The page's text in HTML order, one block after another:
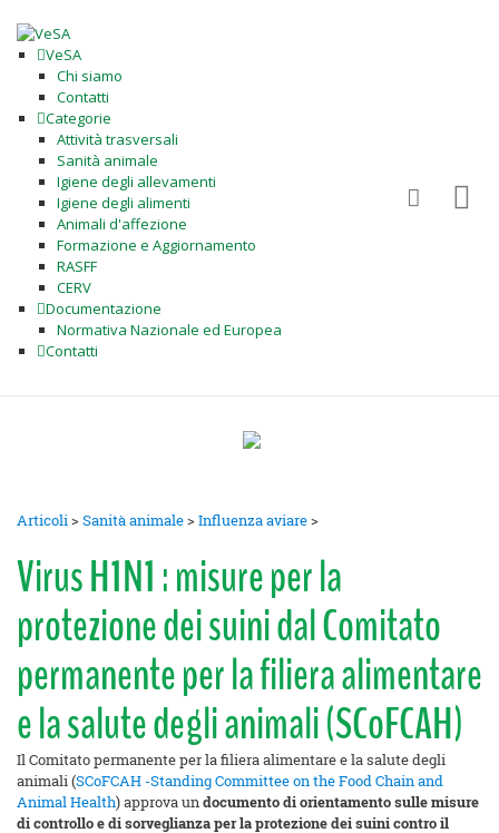
VeSA
Chi siamo
Contatti
Categorie
Attività trasversali
Sanità animale
Igiene degli allevamenti
Igiene degli alimenti
Animali d'affezione
Formazione e Aggiornamento
RASFF
CERV
Documentazione
Normativa Nazionale ed Europea
Contatti
Articoli>Sanità animale>Influenza aviare>
Virus H1N1 : misure per la
protezione dei suini dal Comitato
permanente per la filiera alimentare
e la salute degli animali (SCoFCAH)
Il Comitato permanente per la filiera alimentare e la salute degli
animali (SCoFCAH -Standing Committee on the Food Chain and
Animal Health) approva undocumento di orientamento sulle misure
di controllo e di sorveglianza per la protezione dei suini contro il